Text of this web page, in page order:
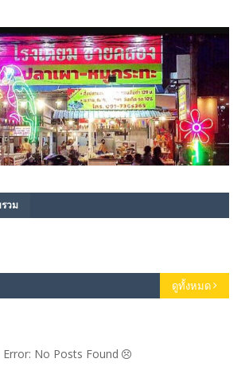
วม
ดูทั้งหมด
Error: No Posts Found